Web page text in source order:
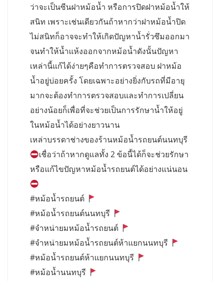
ว่าจะเป็นซีนฝาหม้อน้ำ หรือการปิดฝาหม้อน้ำให้
สนิท เพราะเช่นเดียวกันถ้าหากว่าฝาหม้อน้ำปิด
ไม่สนิทก็อาจจะทำให้เกิดปัญหาน้ำรั่วซึมออกมา
จนทำให้น้ำแห้งออกจากหม้อน้ำดังนั้นปัญหา
เหล่านี้แก้ได้ง่ายๆคือทำการตรวจสอบ ฝาหม้อ
น้ำอยู่บ่อยครั้ง โดยเฉพาะอย่างยิ่งกับรถที่มีอายุ
มากจะต้องทำการตรวจสอบและทำการเปลี่ยน
อย่างน้อยก็เพื่อที่จะช่วยเป็นการรักษาน้ำให้อยู่
ในหม้อน้ำได้อย่างยาวนาน
เหล่าบรรดาช่างของร้านหม้อน้ำรถยนต์นนทบุรี
เชื่อว่าถ้าหากดูแลทั้ง 2 ข้อนี้ได้ก็จะช่วยรักษา
หรือแก้ไขปัญหาหม้อน้ำรถยนต์ได้อย่างแน่นอน
#หม้อน้ำรถยนต์
#หม้อน้ำรถยนต์นนทบุรี
#จำหน่ายมหม้อน้ำรถยนต์
#จำหน่ายมหม้อน้ำรถยนต์ห้าแยกนนทบุรี
#หม้อน้ำรถยนต์ห้าแยกนนทบุรี
#หม้อน้ำนนทบุรี